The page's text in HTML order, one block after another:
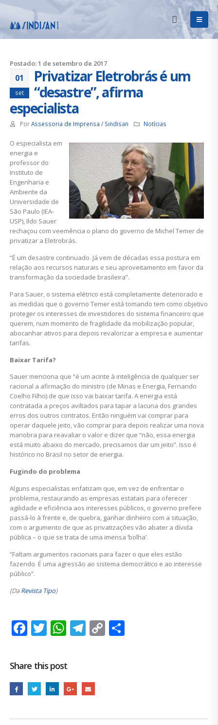
Postado: 1 de setembro de 2017
01
set
Privatizar Eletrobrás é um
“desastre”, afirma
especialista
PorAssessoria de Imprensa / Sindisan Notícias
O especialista em
energia e
professor do
Instituto de
Engenharia e
Ambiente da
Universidade de
São Paulo (IEA-
USP), Ildo Sauer
rechaçou com veemência o plano do governo de Michel Temer de
privatizar a Eletrobrás.
“É um desastre continuado. Já vem de décadas essa postura em
relação aos recursos naturais e seu aproveitamento em favor da
transformação da sociedade brasileira”.
Para Sauer, o sistema elétrico está completamente deteriorado e
as medidas que o governo Temer está tomando tem como objetivo
proteger os interesses de investidores do sistema financeiro que
querem, num momento de fragilidade da mobilização popular,
abocanhar ativos para depois revalorizar a empresa e aumentar
tarifas.
Baixar Tarifa?
Sauer menciona que “é um acinte à inteligência de qualquer ser
racional a afirmação do ministro (de Minas e Energia, Fernando
Coelho Filho) de que isso vai baixar tarifa. A energia está
contratada a preços aviltados para tapar a lacuna dos grandes
erros dos outros contratos. Então ninguém vai comprar para
operar daquele jeito, vão comprar para depois realizar uma nova
manobra para reavaliar o valor e dizer que “não, essa energia
está muito abaixo do mercado, precisamos dar um jeito”. Isso é
histórico no Brasil no setor de energia.
Fugindo do problema
Alguns especialistas enfatizam que, em vez de enfrentar o
problema, restaurando as empresas estatais para oferecer
agilidade e eficiência aos interesses públicos, o governo prefere
passá-lo à frente e, de quebra, ganhar dinheiro com a situação,
com o argumento de que as privatizações vão abater a dívida
pública – o que se trata de uma imensa ‘bolha’.
“Faltam argumentos racionais para fazer o que eles estão
fazendo. É uma agressão ao sistema democrático e ao interesse
público”.
(DaRevista Tipo)
Facebook
Twitter
WhatsApp
Telegram
Copy
Share this post